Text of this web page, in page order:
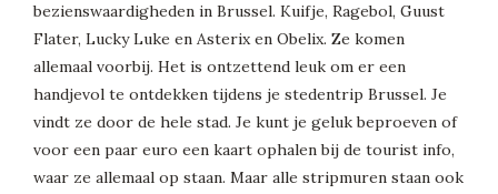
bezienswaardigheden in Brussel. Kuifje, Ragebol, Guust
Flater, Lucky Luke en Asterix en Obelix. Ze komen
allemaal voorbij. Het is ontzettend leuk om er een
handjevol te ontdekken tijdens je stedentrip Brussel. Je
vindt ze door de hele stad. Je kunt je geluk beproeven of
voor een paar euro een kaart ophalen bij de tourist info,
waar ze allemaal op staan. Maar alle stripmuren staan ook